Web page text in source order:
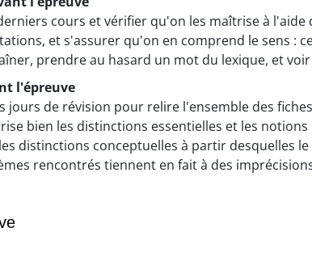
cours et vérifier qu'on les maîtrise à l'aide
et s'assurer qu'on en comprend le sens :
prendre au hasard un mot du lexique, et
l'épreuve
jours de révision pour relire l'ensemble des
bien les distinctions essentielles et les
distinctions conceptuelles à partir desquelles
rencontrés tiennent en fait à des